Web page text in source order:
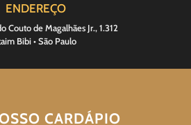
ENDEREÇO
Couto de Magalhães Jr., 1.312
Bibi • São Paulo
CARDÁPIO